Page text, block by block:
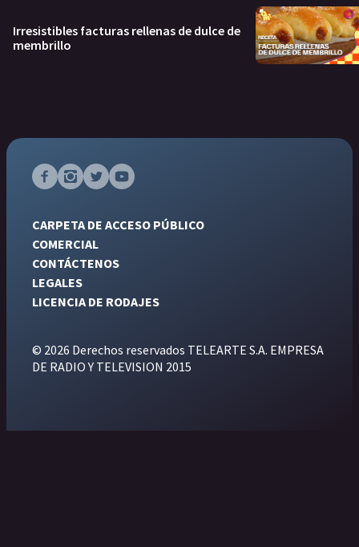
Irresistibles facturas rellenas de dulce de
membrillo
CARPETA DE ACCESO PÚBLICO
COMERCIAL
CONTÁCTENOS
LEGALES
LICENCIA DE RODAJES
© 2026 Derechos reservados TELEARTE S.A. EMPRESA
DE RADIO Y TELEVISION 2015